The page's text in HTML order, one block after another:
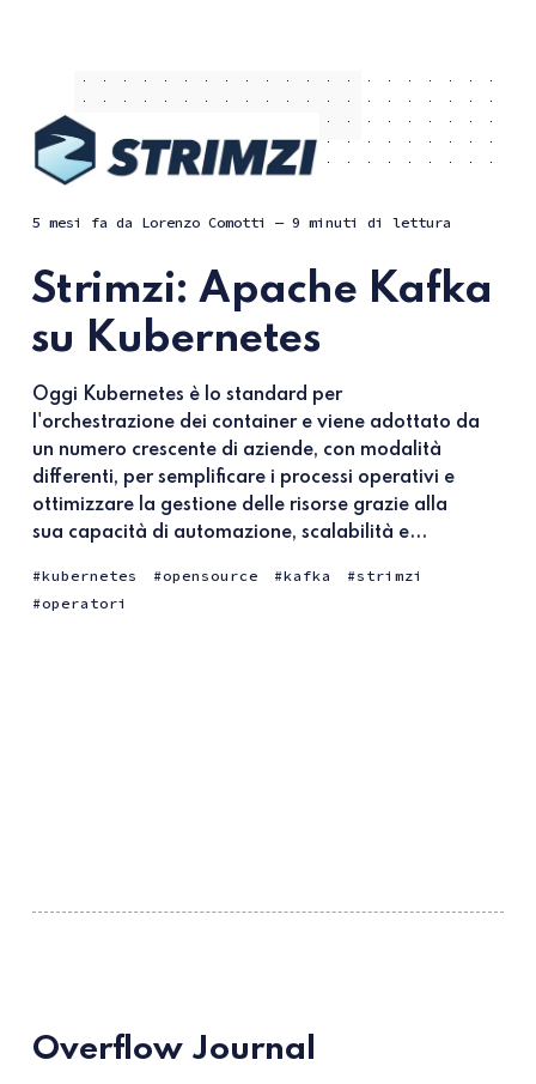
5 mesi fa da Lorenzo Comotti — 9 minuti di lettura
Strimzi: Apache Kafka
su Kubernetes
Oggi Kubernetes è lo standard per
l'orchestrazione dei container e viene adottato da
un numero crescente di aziende, con modalità
differenti, per semplificare i processi operativi e
ottimizzare la gestione delle risorse grazie alla
sua capacità di automazione, scalabilità e...
kubernetes opensource kafka
strimzi
operatori
Overflow Journal